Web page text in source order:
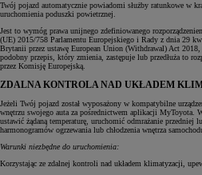
Twój pojazd automatycznie powiadomi służby ratunkowe w
uruchomienia poduszki powietrznej.
Jest to wymóg prawa unijnego zdefiniowanego
(UE) 2015/758 Parlamentu Europejskiego i Rady z dnia 29
Brytanii przez ustawę European Union (Withdrawal) Act
podobny przepis, który zmienia, zastępuje lub przedłuża to
przez Komisję Europejską.
ZDALNA KONTROLA NAD UKŁADEM
Jeżeli Twój pojazd został wyposażony w kompatybilne
wnętrzu swojego auta za pośrednictwem aplikacji MyToyota.
ustawić żądaną temperaturę, uruchomić odmrażanie
harmonogramów ogrzewania lub chłodzenia wnętrza
Warunki niezbędne do uruchomienia:
Korzystając ze zdalnej kontroli nad układem klimatyzacji,